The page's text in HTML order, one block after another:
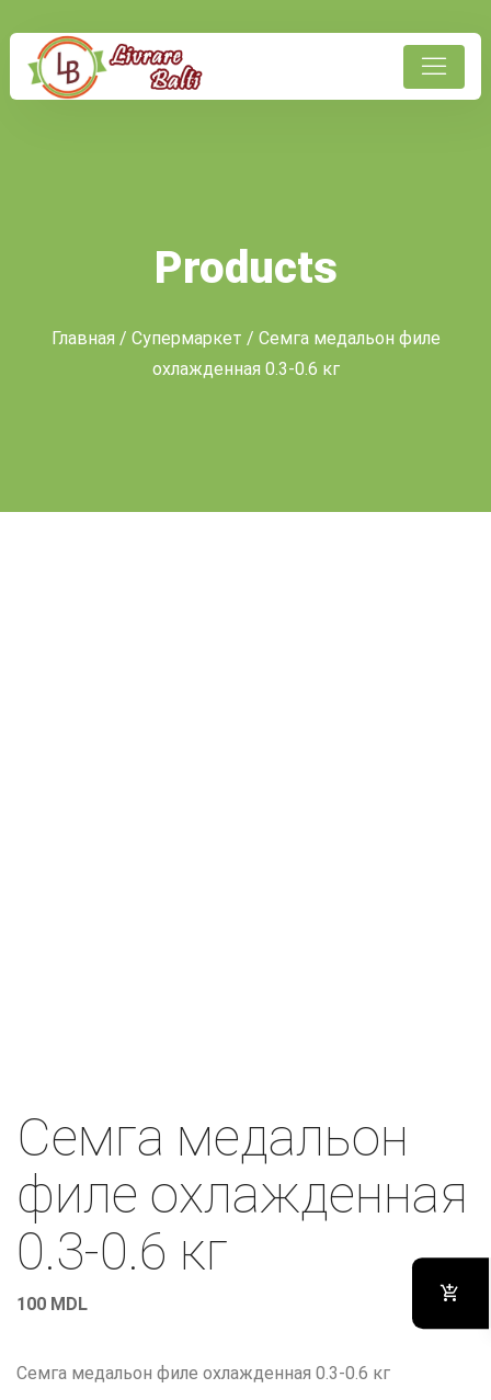
Products
Главная / Супермаркет / Семга медальон филе
охлажденная 0.3-0.6 кг
Семга медальон
филе охлажденная
0.3-0.6 кг
100 MDL
Семга медальон филе охлажденная 0.3-0.6 кг